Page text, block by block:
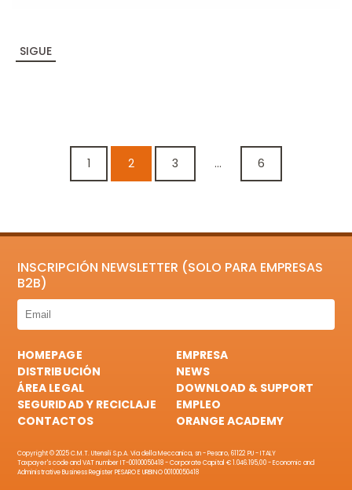
SIGUE
1 2 3 ... 6
INSCRIPCIÓN NEWSLETTER (SOLO PARA EMPRESAS
B2B)
HOMEPAGE
EMPRESA
DISTRIBUCIÓN
NEWS
ÁREA LEGAL
DOWNLOAD & SUPPORT
SEGURIDAD Y RECICLAJE
EMPLEO
CONTACTOS
ORANGE ACADEMY
Copyright © 2025 C.M.T. Utensili S.p.A. Via della Meccanica, sn - Pesaro, 61122 PU - ITALY
Taxpayer's code and VAT number IT-00100050418 - Corporate Capital € 1.046.195,00 - Economic and
Administrative Business Register PESARO E URBINO 00100050418